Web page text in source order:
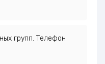
групп. Телефон